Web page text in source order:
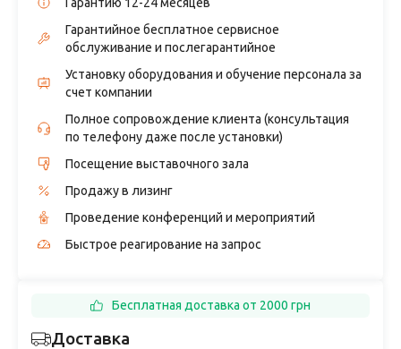
Гарантийное бесплатное сервисное
обслуживание и послегарантийное
Установку оборудования и обучение персонала за
счет компании
Полное сопровождение клиента (консультация
по телефону даже после установки)
Посещение выставочного зала
Продажу в лизинг
Проведение конференций и мероприятий
Быстрое реагирование на запрос
Доставка
Бесплатная доставка от 2000 грн